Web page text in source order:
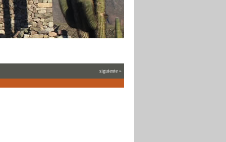
siguiente »